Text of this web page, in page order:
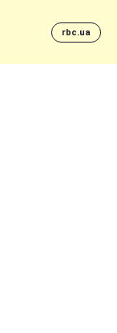
rbc.ua